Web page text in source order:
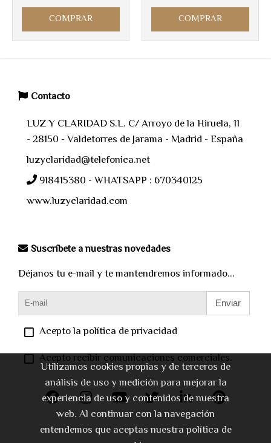
COMPRAR COMPRAR
Contacto
LUZ Y CLARIDAD S.L. C/ Arroyo de la Hiruela, 11
- 28150 - Valdetorres de Jarama - Madrid - España
luzyclaridad@telefonica.net
918415380 - WHATSAPP : 670340125
www.luzyclaridad.com
Suscríbete a nuestras novedades
Déjanos tu e-mail y te mantendremos informado...
Enviar
Acepto la política de privacidad
Acepto recibir comunicaciones comerciales.
Utilizamos cookies propias y de terceros de
análisis de uso y medición para mejorar la
experiencia de uso y contenidos de nuestra
web. Al continuar con la navegación
entendemos que aceptas nuestra política de